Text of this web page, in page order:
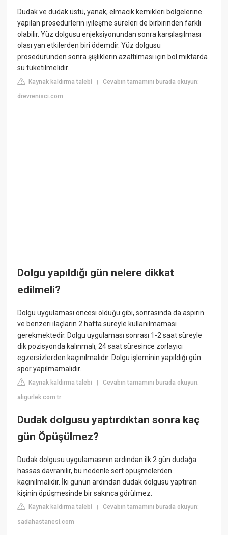
Dudak ve dudak üstü, yanak, elmacık kemikleri bölgelerine
yapılan prosedürlerin iyileşme süreleri de birbirinden farklı
olabilir. Yüz dolgusu enjeksiyonundan sonra karşılaşılması
olası yan etkilerden biri ödemdir. Yüz dolgusu
prosedüründen sonra şişliklerin azaltılması için bol miktarda
su tüketilmelidir.
Kaynak kaldırma talebi |Cevabın tamamını burada okuyun:
drevrenisci.com
Dolgu yapıldığı gün nelere dikkat
edilmeli?
Dolgu uygulaması öncesi olduğu gibi, sonrasında da aspirin
ve benzeri ilaçların 2 hafta süreyle kullanılmaması
gerekmektedir. Dolgu uygulaması sonrası 1-2 saat süreyle
dik pozisyonda kalınmalı, 24 saat süresince zorlayıcı
egzersizlerden kaçınılmalıdır. Dolgu işleminin yapıldığı gün
spor yapılmamalıdır.
Kaynak kaldırma talebi |Cevabın tamamını burada okuyun:
aligurlek.com.tr
Dudak dolgusu yaptırdıktan sonra kaç
gün Öpüşülmez?
Dudak dolgusu uygulamasının ardından ilk 2 gün dudağa
hassas davranılır, bu nedenle sert öpüşmelerden
kaçınılmalıdır. İki günün ardından dudak dolgusu yaptıran
kişinin öpüşmesinde bir sakınca görülmez.
Kaynak kaldırma talebi |Cevabın tamamını burada okuyun:
sadahastanesi.com